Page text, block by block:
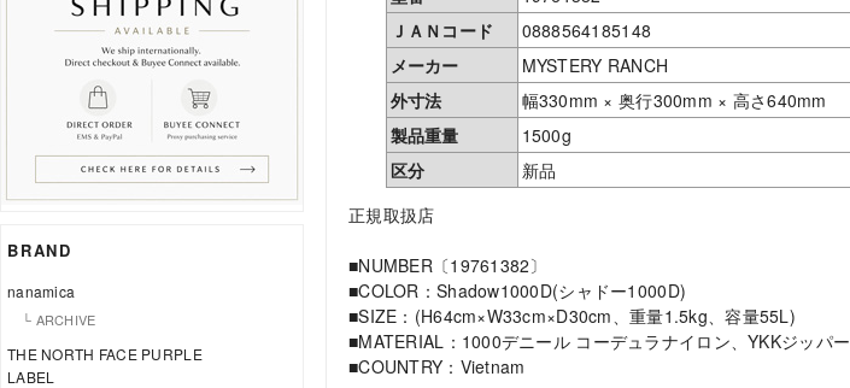
BRAND
nanamica
└ ARCHIVE
THE NORTH FACE PURPLE
LABEL
ＪＡＮコード
0888564185148
メーカー
MYSTERY RANCH
外寸法
幅330mm × 奥行300mm × 高さ640mm
製品重量
1500g
区分
新品
正規取扱店
■NUMBER〔19761382〕
■COLOR：Shadow1000D(シャドー1000D)
■SIZE：(H64cm×W33cm×D30cm、重量1.5kg、容量55L)
■MATERIAL：1000デニール コーデュラナイロン、YKKジッパー
■COUNTRY：Vietnam